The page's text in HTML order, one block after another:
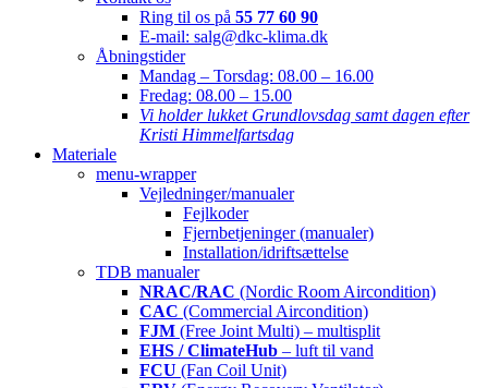
Ring til os på 55 77 60 90
E-mail: salg@dkc-klima.dk
Åbningstider
Mandag – Torsdag: 08.00 – 16.00
Fredag: 08.00 – 15.00
Vi holder lukket Grundlovsdag samt dagen efter
Kristi Himmelfartsdag
Materiale
menu-wrapper
Vejledninger/manualer
Fejlkoder
Fjernbetjeninger (manualer)
Installation/idriftsættelse
TDB manualer
NRAC/RAC (Nordic Room Aircondition)
CAC (Commercial Aircondition)
FJM (Free Joint Multi) – multisplit
EHS / ClimateHub – luft til vand
FCU (Fan Coil Unit)